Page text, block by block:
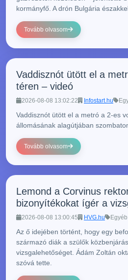
kormányfő. A drón Bulgária
Tovább olvasom
Vaddisznót ütött el a
téren – videó
2026-08-08 13:02:22 Infostart.hu
Vaddisznót ütött el a metró a 2-es
állomásának alagútjában
Tovább olvasom
Lemond a Corvinus
bizonyítékokat ígér a
2026-08-08 13:00:45 HVG.hu Egyéb
Az ő idejében történt, hogy egy
származó diák a szülők
vizsgalehetőséget. Ádám Zoltán
szóvá tette.